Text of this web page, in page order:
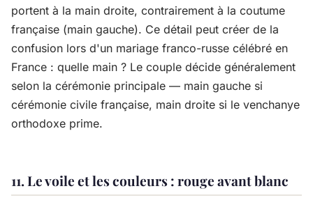
portent à la main droite, contrairement à la coutume
française (main gauche). Ce détail peut créer de la
confusion lors d'un mariage franco-russe célébré en
France : quelle main ? Le couple décide généralement
selon la cérémonie principale — main gauche si
cérémonie civile française, main droite si le venchanye
orthodoxe prime.
11. Le voile et les couleurs : rouge avant blanc